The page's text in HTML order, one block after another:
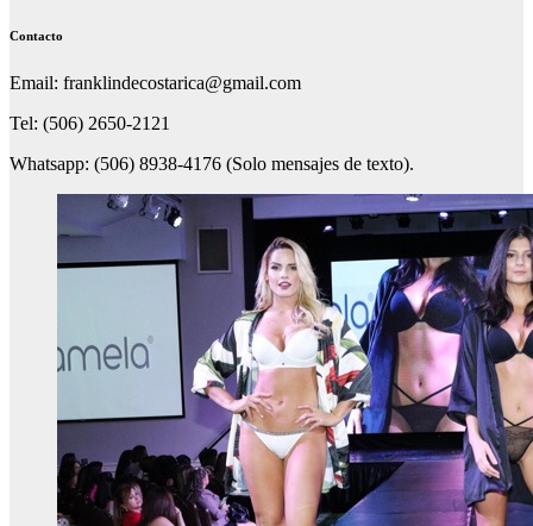
Contacto
Email: franklindecostarica@gmail.com
Tel: (506) 2650-2121
Whatsapp: (506) 8938-4176 (Solo mensajes de texto).